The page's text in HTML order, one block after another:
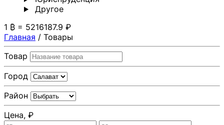
Другoе
1 ₿ = 5216187.9 ₽
Главная / Товары
Товар
Город
Район
Цена, ₽